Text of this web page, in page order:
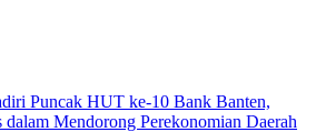
Puncak HUT ke-10 Bank Banten,
dalam Mendorong Perekonomian Daerah